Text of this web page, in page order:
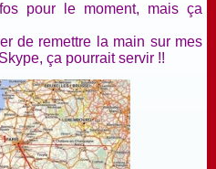
pour le moment, mais ça
de remettre la main sur mes
ça pourrait servir !!